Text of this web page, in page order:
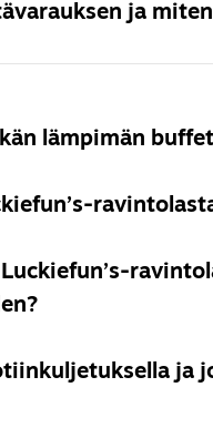
ja
lämpimän
suhteen vaihtelee
osoitteeseen
Autamme
mahdollista järjestää
ja